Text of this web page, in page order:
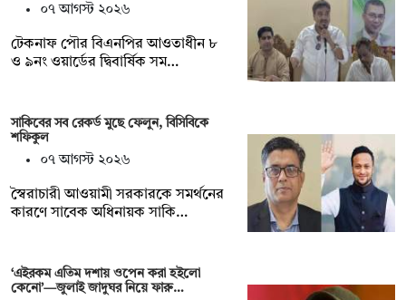
০৭ আগস্ট ২০২৬
টেকনাফ পৌর বিএনপির আওতাধীন ৮
ও ৯নং ওয়ার্ডের দ্বিবার্ষিক সম…
সাকিবের সব রেকর্ড মুছে ফেলুন, বিসিবিকে
শফিকুল
০৭ আগস্ট ২০২৬
স্বৈরাচারী আওয়ামী সরকারকে সমর্থনের
কারণে সাবেক অধিনায়ক সাকি…
‘এইরকম এতিম দশায় ওপেন করা হইলো
কেনো’—জুলাই জাদুঘর নিয়ে ফারু…